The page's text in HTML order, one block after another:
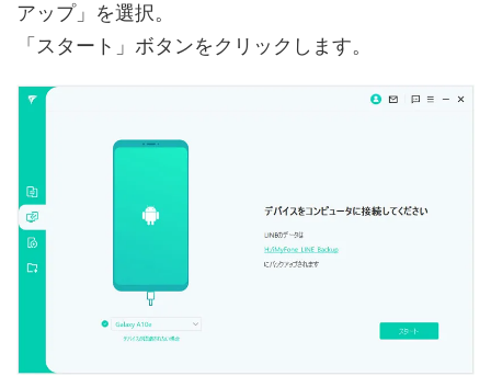
アップ」を選択。
「スタート」ボタンをクリックします。